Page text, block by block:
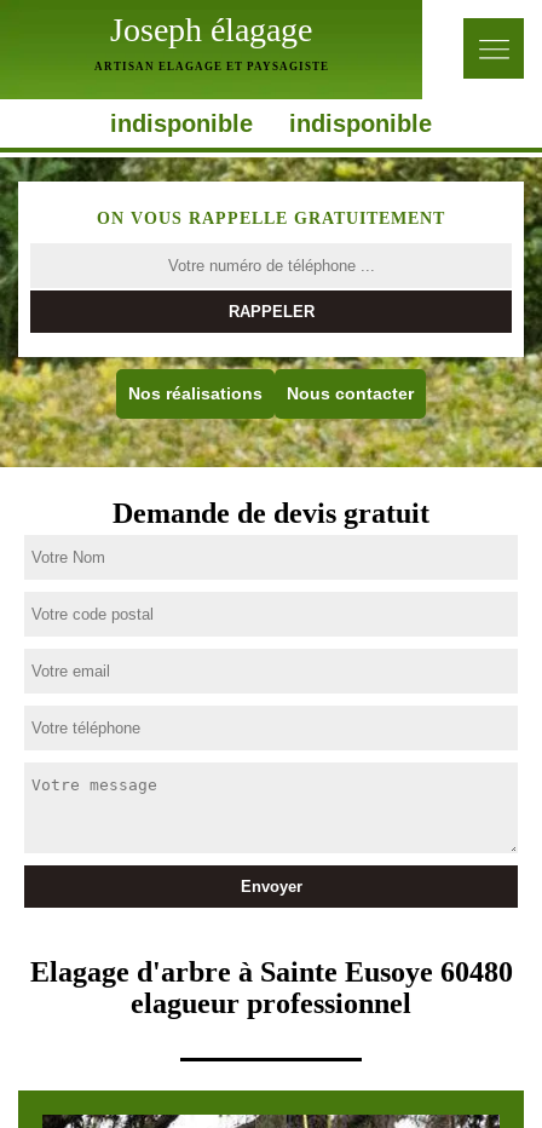
Joseph élagage
ARTISAN ELAGAGE ET PAYSAGISTE
indisponible indisponible
ON VOUS RAPPELLE GRATUITEMENT
Nos réalisations Nous contacter
Demande de devis gratuit
Elagage d'arbre à Sainte Eusoye 60480
elagueur professionnel